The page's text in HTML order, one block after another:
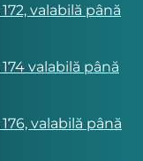
172, valabilă până
174 valabilă până
176, valabilă până